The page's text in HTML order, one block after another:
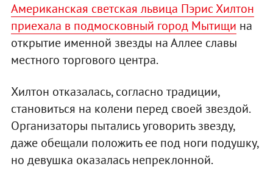
Американская светская львица Пэрис Хилтон
приехала в подмосковный город Мытищи на
открытие именной звезды на Аллее славы
местного торгового центра.
Хилтон отказалась, согласно традиции,
становиться на колени перед своей звездой.
Организаторы пытались уговорить звезду,
даже обещали положить ее под ноги подушку,
но девушка оказалась непреклонной.